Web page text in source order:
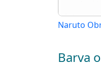
Naruto
Barva